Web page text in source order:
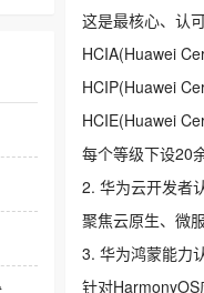
这是最核心、认
HCIA(Huawei
HCIP(Huawei
HCIE(Huawei
每个等级下设20
2. 华为云开发者
聚焦云原生、微
3. 华为鸿蒙能力
针对HarmonyOS